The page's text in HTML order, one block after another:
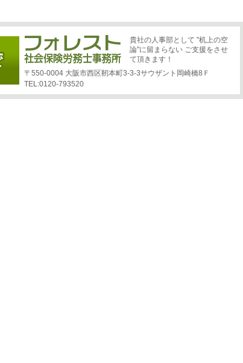
貴社の人事部として "机上の空
論"に留まらない ご支援をさせ
て頂きます！
〒550-0004 大阪市西区靭本町3-3-3サウザント岡崎橋8Ｆ
TEL:0120-793520